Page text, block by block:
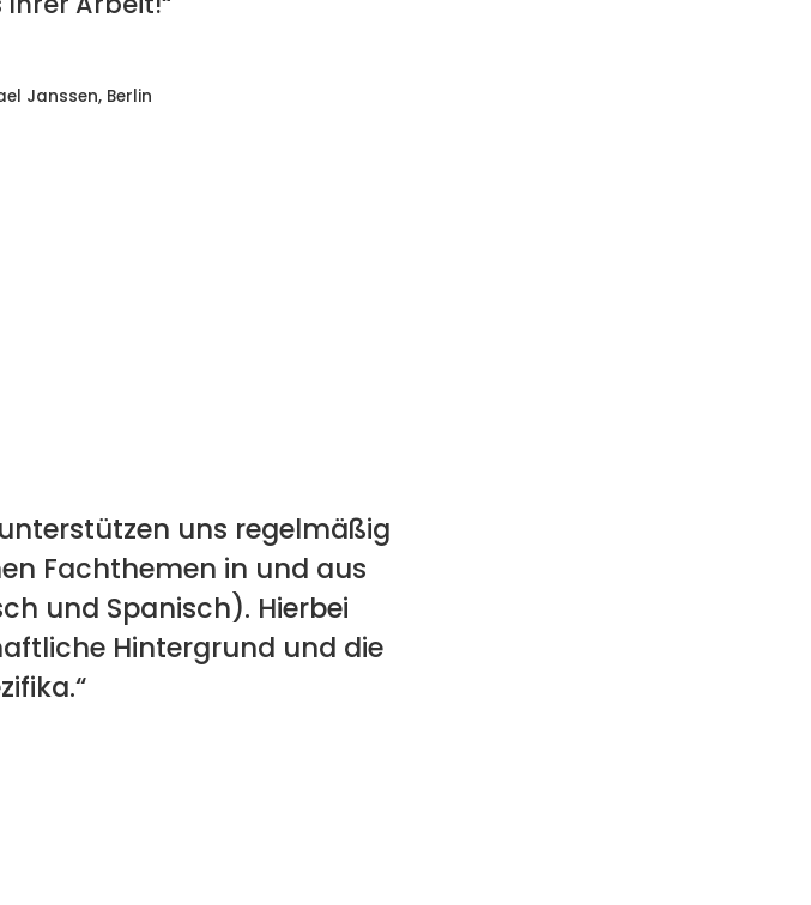
Janssen, Berlin
uns regelmäßig
Fachthemen in und aus
und Spanisch). Hierbei
Hintergrund und die